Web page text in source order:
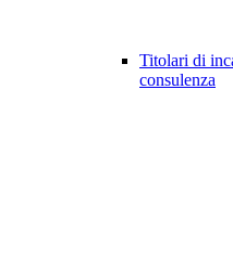
Titolari di
consulenza